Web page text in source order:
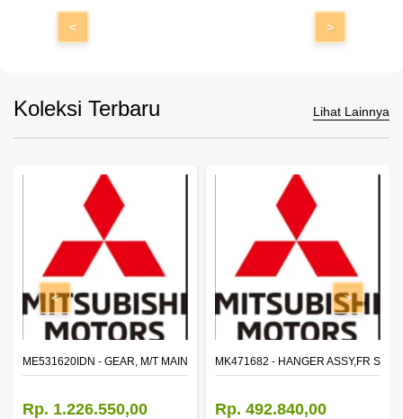
< >
Koleksi Terbaru Lihat Lainnya
2ND SPEED (M035S5)
ME531620IDN - GEAR, M/T MAIN SHAFT REVERSE
Rp. 1.226.550,00
MK471682 - HANGER ASSY,FR
Rp. 492.840,00
< >